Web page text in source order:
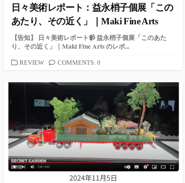
日々美術レポート：益永梢子個展「この
あたり、その近く」｜Maki Fine Arts
【告知】 日々美術レポート📹 益永梢子個展「このあた
り、その近く」｜Maki Fine Arts のレポ...
カ
ゴ
REVIEW COMMENTS: 0
2024年11月5日